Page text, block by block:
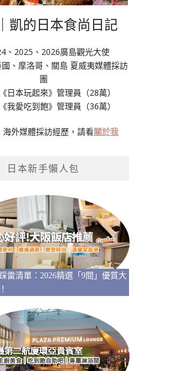
凱的日本食尚日記
、2025、2026廣島觀光大使
國、摩洛哥、關島 夏威夷媒體採訪
團
日本玩起來》管理員（28萬）
我愛吃到飽》管理員（36萬）
海外媒體採訪經歷，請看關於我
日本新手懶人包
雷清單：2026精選「9間」優質大